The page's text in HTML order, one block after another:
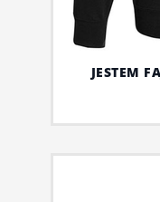
JESTEM